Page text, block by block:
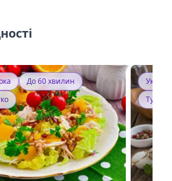
До 60 хвилин